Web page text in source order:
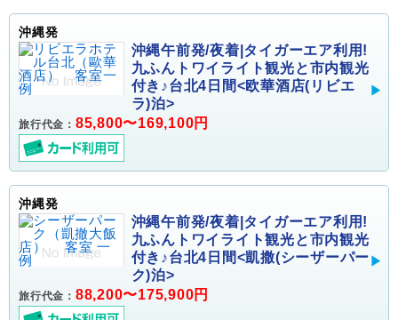
沖縄発
沖縄午前発/夜着|タイガーエア利用!
九ふんトワイライト観光と市内観光
付き♪台北4日間<欧華酒店(リビエ
ラ)泊>
旅行代金： 85,800〜169,100円
沖縄発
沖縄午前発/夜着|タイガーエア利用!
九ふんトワイライト観光と市内観光
付き♪台北4日間<凱撒(シーザーパー
ク)泊>
旅行代金： 88,200〜175,900円